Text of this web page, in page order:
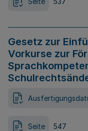
Gesetz zur
Vorkurse zur
Seite 547